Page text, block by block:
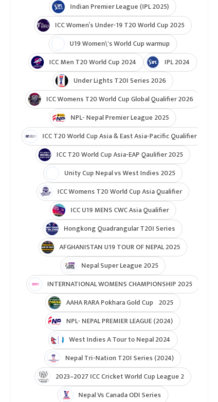
Indian Premier League (IPL 2025)
ICC Women’s Under-19 T20 World Cup 2025
U19 Women\'s World Cup warmup
ICC Men T20 World Cup 2024
IPL 2024
Under Lights T20I Series 2026
ICC Womens T20 World Cup Global Qualifier 2026
NPL- Nepal Premier League 2025
ICC T20 World Cup Asia & East Asia-Pacific Qualifier
ICC T20 World Cup Asia-EAP Qaulifier 2025
Unity Cup Nepal vs West Indies 2025
ICC Womens T20 World Cup Asia Qualifier
ICC U19 MENS CWC Asia Qualifier
Hongkong Quadrangular T20I Series
AFGHANISTAN U19 TOUR OF NEPAL 2025
Nepal Super League 2025
INTERNATIONAL WOMENS CHAMPIONSHIP 2025
AAHA RARA Pokhara Gold Cup 2025
NPL- NEPAL PREMIER LEAGUE (2024)
West Indies A Tour to Nepal 2024
Nepal Tri-Nation T20I Series (2024)
2023–2027 ICC Cricket World Cup League 2
Nepal Vs Canada ODI Series